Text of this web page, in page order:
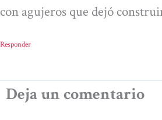
con agujeros que dejó
Responder
Deja un comentario